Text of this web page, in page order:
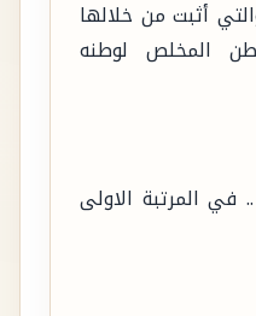
أثبت من خلالها
المخلص لوطنه